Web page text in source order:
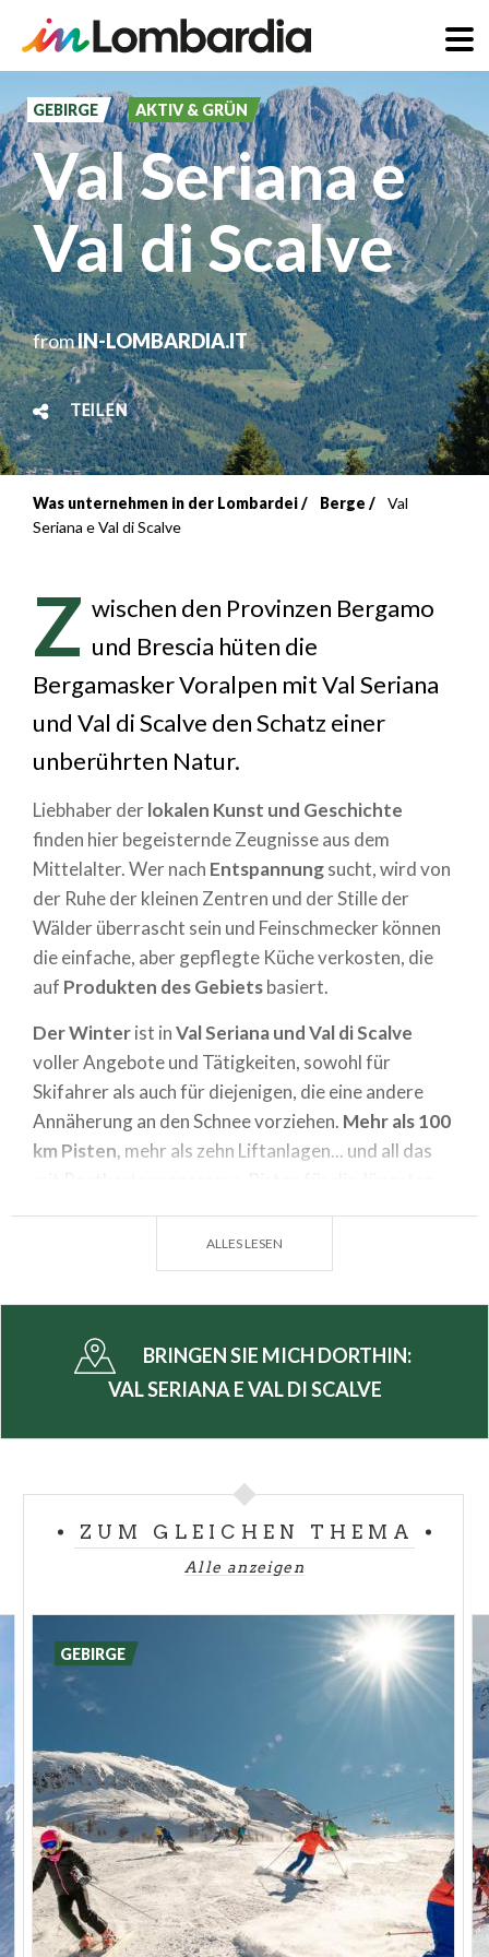
zum
Inhalt
GEBIRGE AKTIV & GRÜN
Val Seriana e
Val di Scalve
fromIN-LOMBARDIA.IT
TEILEN
Breadcrumb
Was unternehmen in der Lombardei Berge
Val
Seriana e Val di Scalve
Z wischen den Provinzen Bergamo
und Brescia hüten die
Bergamasker Voralpen mit Val Seriana
und Val di Scalve den Schatz einer
unberührten Natur.
Liebhaber derlokalen Kunst und Geschichte
finden hier begeisternde Zeugnisse aus dem
Mittelalter. Wer nach Entspannungsucht, wird von
der Ruhe der kleinen Zentren und der Stille der
Wälder überrascht sein und Feinschmecker können
die einfache, aber gepflegte Küche verkosten, die
auf Produkten des Gebietsbasiert.
Der Winterist inVal Seriana und Val di Scalve
voller Angebote und Tätigkeiten, sowohl für
Skifahrer als auch für diejenigen, die eine andere
Annäherung an den Schnee vorziehen. Mehr als 100
km Pisten, mehr als zehn Liftanlagen... und all das
erfahrenere Skisportler;Langlaufski
mit Sonnenterrasse für eine
Schneeschuhen undTourenskifahrenaller
Schwierigkeitsgrade; Ausflüge mit demSnowmobil.
undRadtouren in den Alpen.
An den Hängen des Monte Ferrante istColere Ski
Area 2200ein bekanntes Skigebiet mit
unterschiedlich schwierigen Pisten und
Höhenunterschieden, die 550 Meter allerdings nicht
Snowparkzur Verfügung. Außerdem gibt es am Ort
Polzone eine Piste für
Boardercross. Sie ist mit
einer programmierten Beschneiungsanlage
Metern mit einem Höhenunterschied von mehr als
100 Metern.
DasSkigebiet Castione - Monte Poraist mit
modernen Liftanlagen unddreißig Pisten jeden
Schwierigkeitsgradesausgestattet, die sich auch
für Kinder eignen. Das Szenarium der Bergamasker
Alpen bietet sich auch für herrliche Spaziergänge
ALLES LESEN
BRINGEN SIE MICH DORTHIN:
VAL SERIANA E VAL DI SCALVE
ZUM GLEICHEN THEMA
Alle anzeigen
GEBIRGE